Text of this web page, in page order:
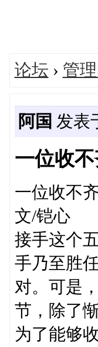
论坛 › 管
阿国 发表
一位收
一位收不
文/铠心
接手这个
手乃至胜
对。可是
节，除了
为了能够